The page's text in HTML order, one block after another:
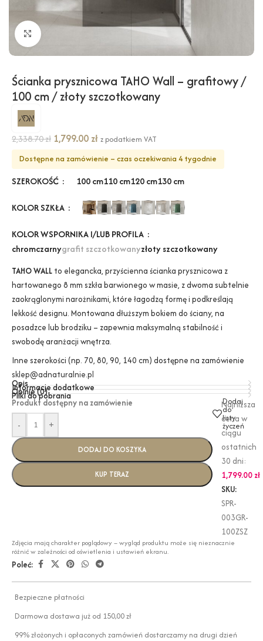
Kliknij, aby powiększyć
Ścianka prysznicowa TAHO Wall – grafitowy /
100 cm / złoty szczotkowany
2,338.70zł 1,799.00 zł z podatkiem VAT
Dostępne na zamówienie – czas oczekiwania 4 tygodnie
SZEROKOŚĆ 100 cm110 cm120 cm130 cm
KOLOR SZKŁA
KOLOR WSPORNIKA I/LUB PROFILA
chromczarnygrafit szczotkowanyzłoty szczotkowany
TAHO WALL to elegancka, przyścienna ścianka prysznicowa z
hartowanego 8 mm szkła barwionego w masie, z dwoma subtelnie
zaokrąglonymi narożnikami, które łagodzą formę i podkreślają
lekkość designu. Montowana dłuższym bokiem do ściany, na
posadzce lub brodziku – zapewnia maksymalną stabilność i
swobodę aranżacji wnętrza.
Inne szerokości (np. 70, 80, 90, 140 cm) dostępne na zamówienie
sklep@adnaturalnie.pl
Opis
Informacje dodatkowe
Opinie (0)
Pliki do pobrania
Produkt dostępny na zamówienie
-
+
DODAJ DO KOSZYKA
KUP TERAZ
Dodaj
do
listy
życzeń
Najniższa
cena w
ciągu
ostatnich
30 dni:
1,799.00 zł
SKU:
SPR-
003GR-
100ZSZ
Zdjęcia mają charakter poglądowy – wygląd produktu może się nieznacznie
różnić w zależności od oświetlenia i ustawień ekranu.
Poleć:
Bezpieczne płatności
Darmowa dostawa już od 150,00 zł
99% złożonych i opłaconych zamówień dostarczamy na drugi dzień